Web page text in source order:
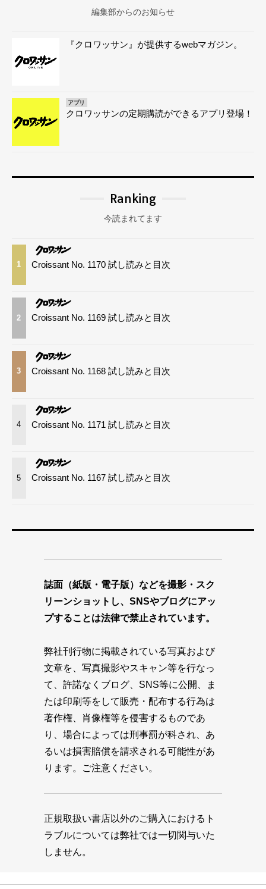
編集部からのお知らせ
『クロワッサン』が提供するwebマガジン。
アプリ
クロワッサンの定期購読ができるアプリ登場！
Ranking
今読まれてます
1 Croissant No. 1170 試し読みと目次
2 Croissant No. 1169 試し読みと目次
3 Croissant No. 1168 試し読みと目次
4 Croissant No. 1171 試し読みと目次
5 Croissant No. 1167 試し読みと目次
誌面（紙版・電子版）などを撮影・スク
リーンショットし、SNSやブログにアッ
プすることは法律で禁止されています。
弊社刊行物に掲載されている写真および
文章を、写真撮影やスキャン等を行なっ
て、許諾なくブログ、SNS等に公開、ま
たは印刷等をして販売・配布する行為は
著作権、肖像権等を侵害するものであ
り、場合によっては刑事罰が科され、あ
るいは損害賠償を請求される可能性があ
ります。ご注意ください。
正規取扱い書店以外のご購入におけるト
ラブルについては弊社では一切関与いた
しません。